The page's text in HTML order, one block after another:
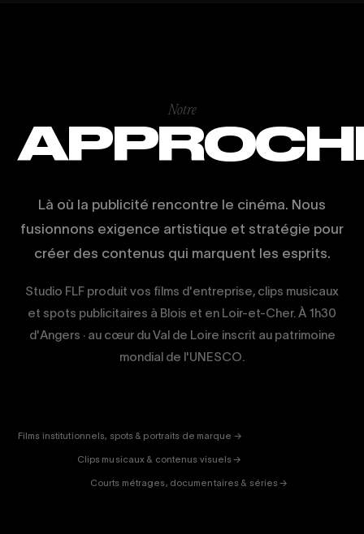
Notre
Là où la publicité rencontre le cinéma. Nous
fusionnons exigence artistique et stratégie pour
créer des contenus qui marquent les esprits.
Studio FLF produit vos films d'entreprise, clips musicaux
et spots publicitaires à Blois et en Loir-et-Cher. À 1h30
d'Angers · au cœur du Val de Loire inscrit au patrimoine
mondial de l'UNESCO.
Films institutionnels, spots & portraits de marque →
Clips musicaux & contenus visuels →
FICTION
& DOC
Courts métrages, documentaires & séries →